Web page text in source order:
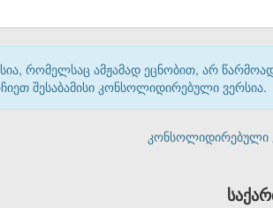
რომელსაც ამჟამად ეცნობით, არ
შესაბამისი კონსოლიდირებული ვერსია.
კონსოლიდირებული